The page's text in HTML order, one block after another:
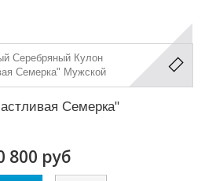
Семерка"
800 руб